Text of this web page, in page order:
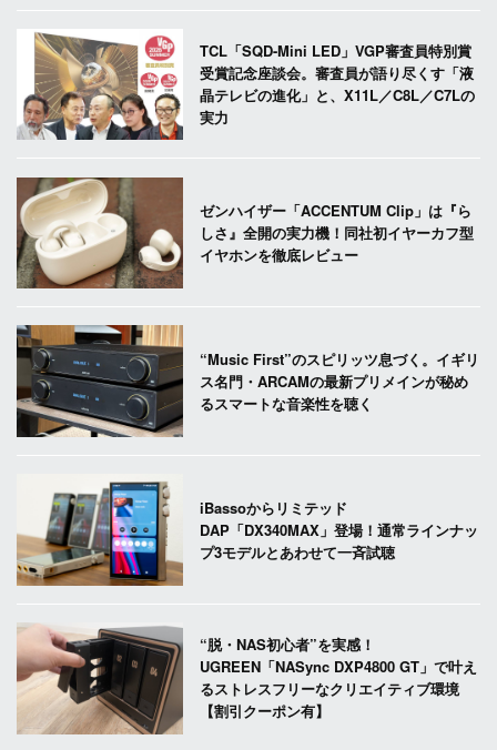
TCL「SQD-Mini LED」VGP審査員特別賞
受賞記念座談会。審査員が語り尽くす「液
晶テレビの進化」と、X11L／C8L／C7Lの
実力
ゼンハイザー「ACCENTUM Clip」は『ら
しさ』全開の実力機！同社初イヤーカフ型
イヤホンを徹底レビュー
“Music First”のスピリッツ息づく。イギリ
ス名門・ARCAMの最新プリメインが秘め
るスマートな音楽性を聴く
iBassoからリミテッド
DAP「DX340MAX」登場！通常ラインナッ
プ3モデルとあわせて一斉試聴
“脱・NAS初心者”を実感！
UGREEN「NASync DXP4800 GT」で叶え
るストレスフリーなクリエイティブ環境
【割引クーポン有】